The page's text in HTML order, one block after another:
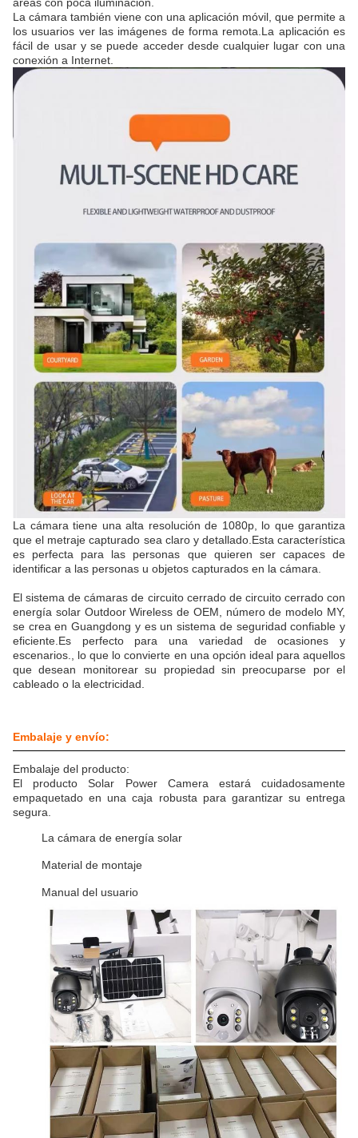
La cámara también viene con una aplicación móvil, que permite a
los usuarios ver las imágenes de forma remota.La aplicación es
fácil de usar y se puede acceder desde cualquier lugar con una
conexión a Internet.
La cámara tiene una alta resolución de 1080p, lo que garantiza
que el metraje capturado sea claro y detallado.Esta característica
es perfecta para las personas que quieren ser capaces de
identificar a las personas u objetos capturados en la cámara.
El sistema de cámaras de circuito cerrado de circuito cerrado con
energía solar Outdoor Wireless de OEM, número de modelo MY,
se crea en Guangdong y es un sistema de seguridad confiable y
eficiente.Es perfecto para una variedad de ocasiones y
escenarios., lo que lo convierte en una opción ideal para aquellos
que desean monitorear su propiedad sin preocuparse por el
cableado o la electricidad.
Embalaje y envío:
Embalaje del producto:
El producto Solar Power Camera estará cuidadosamente
empaquetado en una caja robusta para garantizar su entrega
segura.
La cámara de energía solar
Material de montaje
Manual del usuario